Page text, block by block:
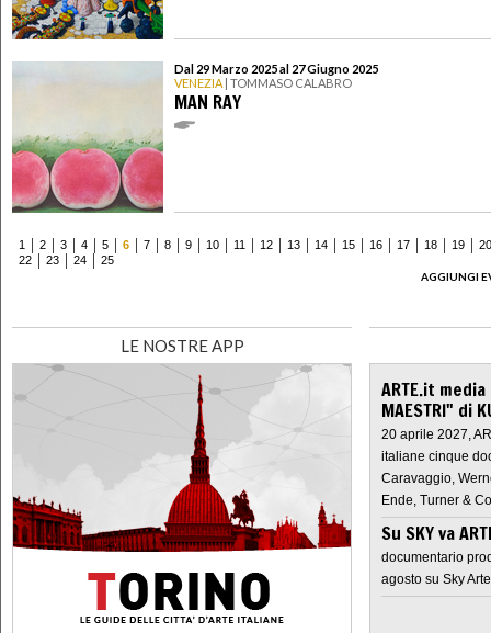
Dal 29 Marzo 2025 al 27 Giugno 2025
VENEZIA | TOMMASO CALABRO
MAN RAY
1 2 3 4 5 6 7 8 9 10 11 12 13 14 15 16 17 18 19
20
22
23 24
25
AGGIUNGI
LE NOSTRE APP
ARTE.it
MAESTRI" di
20 aprile 2027,
italiane cinque
Caravaggio,
Ende, Turner &
Su SKY va
documentario
agosto su Sky Arte